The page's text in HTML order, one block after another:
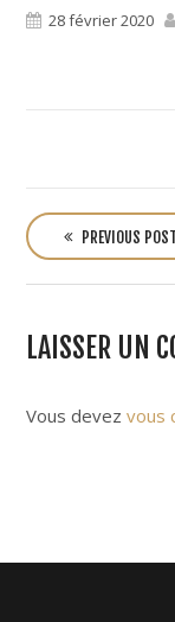
28 février 2020
o
s
t
n
a
i
o
PREVIOUS POST
LAISSER UN
Vous devez vous